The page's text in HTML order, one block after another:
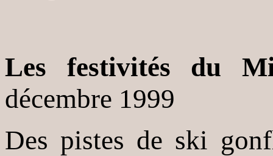
Les festivités du
décembre 1999
Des pistes de ski